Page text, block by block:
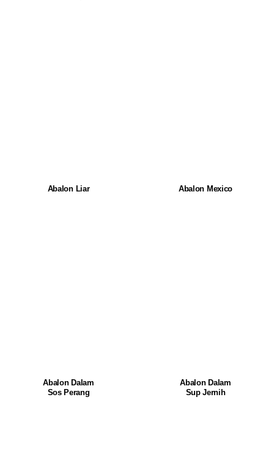
Abalon Liar Abalon Mexico
Abalon Dalam
Sos Perang
Abalon Dalam
Sup Jernih